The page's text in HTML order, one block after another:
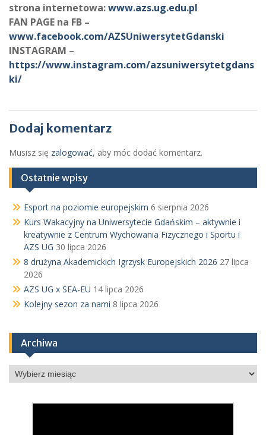
strona internetowa:www.azs.ug.edu.pl
FAN PAGE na FB –
www.facebook.com/AZSUniwersytetGdanski
INSTAGRAM –
https://www.instagram.com/azsuniwersytetgdans
ki/
Dodaj komentarz
Musisz się zalogować, aby móc dodać komentarz.
Ostatnie wpisy
Esport na poziomie europejskim 6 sierpnia 2026
Kurs Wakacyjny na Uniwersytecie Gdańskim – aktywnie i
kreatywnie z Centrum Wychowania Fizycznego i Sportu i
AZS UG 30 lipca 2026
8 drużyna Akademickich Igrzysk Europejskich 2026 27 lipca
2026
AZS UG x SEA-EU 14 lipca 2026
Kolejny sezon za nami 8 lipca 2026
Archiwa
Archiwa